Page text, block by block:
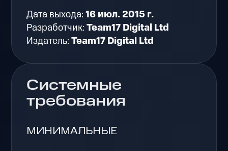
Дата выхода:16 июл. 2015 г.
Разработчик:Team17 Digital Ltd
Издатель:Team17 Digital Ltd
Системные
требования
МИНИМАЛЬНЫЕ